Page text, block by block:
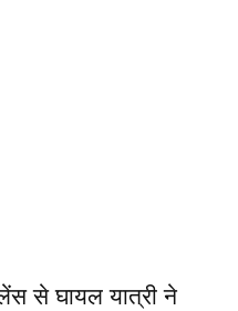
से घायल यात्री ने